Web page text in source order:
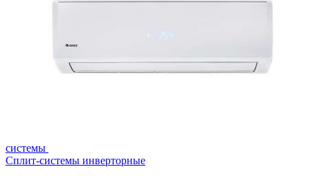
системы
Сплит-системы инверторные